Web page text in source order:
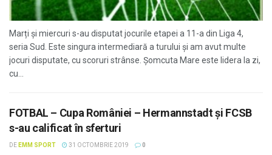
Marți și miercuri s-au disputat jocurile etapei a 11-a din Liga 4,
seria Sud. Este singura intermediară a turului și am avut multe
jocuri disputate, cu scoruri strânse. Șomcuta Mare este lidera la zi,
cu...
FOTBAL – Cupa României – Hermannstadt și FCSB
s-au calificat în sferturi
DE EMM SPORT 31 OCTOMBRIE 2019 0